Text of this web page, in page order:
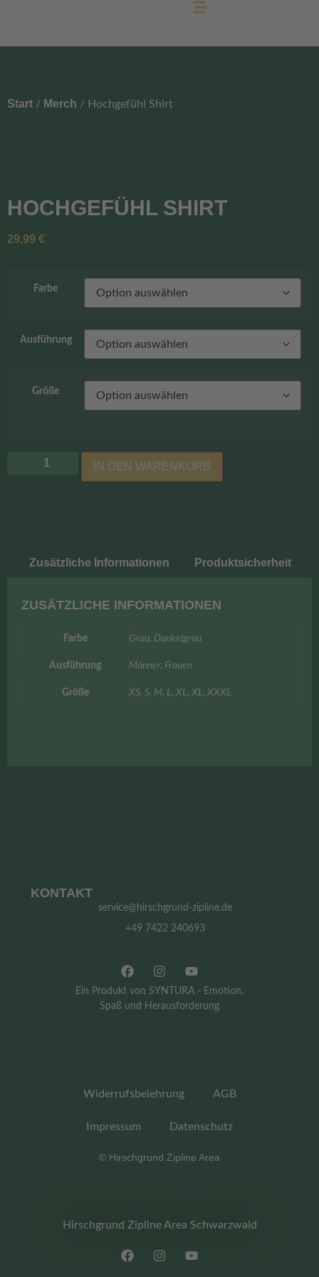
Start / Merch / Hochgefühl Shirt
HOCHGEFÜHL SHIRT
29,99 €
Farbe
Ausführung
Größe
IN DEN WARENKORB
Zusätzliche Informationen Produktsicherheit
ZUSÄTZLICHE INFORMATIONEN
Farbe Grau, Dunkelgrau
Ausführung Männer, Frauen
Größe XS, S, M, L, XL, XL, XXXL
Ein Produkt von SYNTURA - Emotion,
Spaß und Herausforderung
KONTAKT
service@hirschgrund-zipline.de
+49 7422 240693
Widerrufsbelehrung AGB
Impressum Datenschutz­
© Hirschgrund Zipline Area
Hirschgrund Zipline Area Schwarzwald